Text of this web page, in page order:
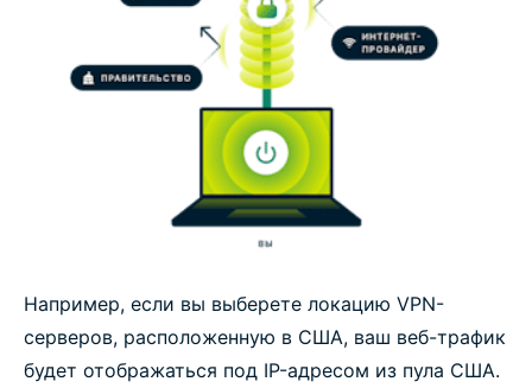
Например, если вы выберете локацию VPN-
серверов, расположенную в США, ваш веб-трафик
будет отображаться под IP-адресом из пула США.